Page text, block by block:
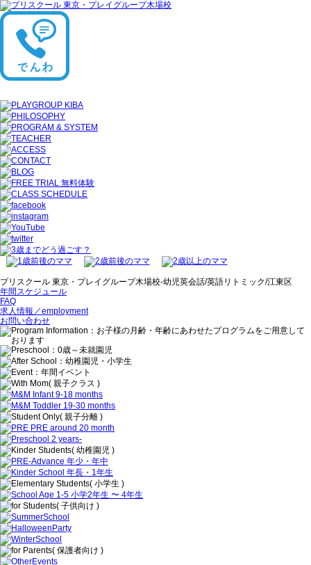
プリスクール 東京・プレイグループ木場校-幼児英会話/英語リトミック/江東区
年間スケジュール
FAQ
求人情報／employment
お問い合わせ